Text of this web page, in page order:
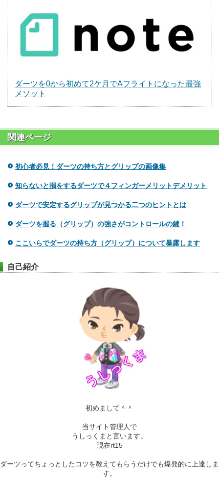
ダーツを0から初めて2ケ月でAフライトになった最強
メソット
関連ページ
初心者必見！ダーツの持ち方とグリップの画像集
知らないと損をするダーツで４フィンガーメリットデメリット
ダーツで安定するグリップが見つかる二つのヒントとは
ダーツを握る（グリップ）の強さがコントロールの鍵！
ここいらでダーツの持ち方（グリップ）について暴露します
自己紹介
初めまして＾＾
当サイト管理人で
うしっくまと言います。
現在rt15
ダーツってちょっとしたコツを教えてもらうだけでも爆発的に上達しま
す。